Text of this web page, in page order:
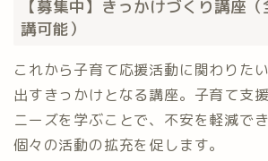
【募集中】きっかけづくり講座
講可能）
これから子育て応援活動に関わりた
出すきっかけとなる講座。子育て支
ニーズを学ぶことで、不安を軽減で
個々の活動の拡充を促します。